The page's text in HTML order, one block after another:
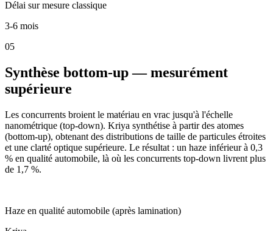
Délai sur mesure classique
3-6 mois
05
Synthèse bottom-up — mesurément
supérieure
Les concurrents broient le matériau en vrac jusqu'à l'échelle
nanométrique (top-down). Kriya synthétise à partir des atomes
(bottom-up), obtenant des distributions de taille de particules étroites
et une clarté optique supérieure. Le résultat : un haze inférieur à 0,3
% en qualité automobile, là où les concurrents top-down livrent plus
de 1,7 %.
Haze en qualité automobile (après lamination)